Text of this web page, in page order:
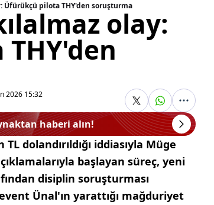
Üfürükçü pilota THY'den soruşturma
olay:
2026 15:32
haberi alın!
dolandırıldığı iddiasıyla Müge
başlayan süreç, yeni
disiplin soruşturması
Ünal'ın yarattığı mağduriyet